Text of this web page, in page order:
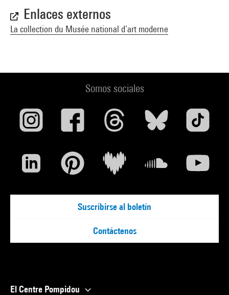
Enlaces externos
La collection du Musée national d’art moderne
Somos sociales
Suscribirse al boletín
Contáctenos
El Centre Pompidou